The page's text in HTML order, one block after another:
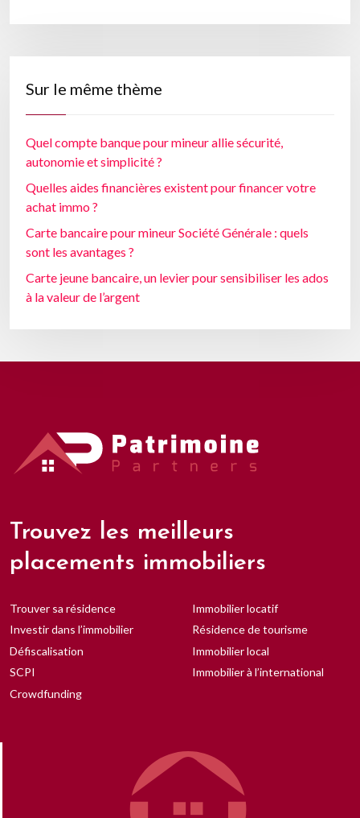
Sur le même thème
Quel compte banque pour mineur allie sécurité,
autonomie et simplicité ?
Quelles aides financières existent pour financer votre
achat immo ?
Carte bancaire pour mineur Société Générale : quels
sont les avantages ?
Carte jeune bancaire, un levier pour sensibiliser les ados
à la valeur de l’argent
Trouvez les meilleurs
placements immobiliers
Trouver sa résidence
Investir dans l’immobilier
Défiscalisation
SCPI
Crowdfunding
Immobilier locatif
Résidence de tourisme
Immobilier local
Immobilier à l’international